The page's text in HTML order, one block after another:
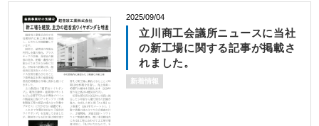
2025/09/04
立川商工会議所ニュースに当社
の新工場に関する記事が掲載さ
れました。
新着情報